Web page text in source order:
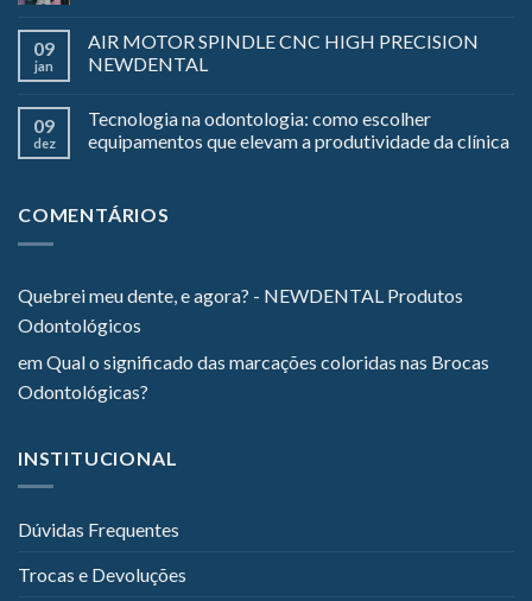
09
jan
AIR MOTOR SPINDLE CNC HIGH PRECISION
NEWDENTAL
09
dez
Tecnologia na odontologia: como escolher
equipamentos que elevam a produtividade da clínica
COMENTÁRIOS
Quebrei meu dente, e agora? - NEWDENTAL Produtos
Odontológicos
emQual o significado das marcações coloridas nas Brocas
Odontológicas?
INSTITUCIONAL
Dúvidas Frequentes
Trocas e Devoluções